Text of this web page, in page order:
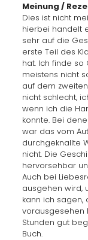
Meinung /
Dies ist nicht
hierbei handelt
sehr auf die
erste Teil des
hat. Ich finde
meistens nicht
auf dem
nicht schlecht,
wenn ich die
konnte. Bei
war das vom
durchgeknallte
nicht. Die
hervorsehbar
Auch bei
ausgehen wird,
kann ich sagen,
vorausgesehen
Stunden gut
Buch.